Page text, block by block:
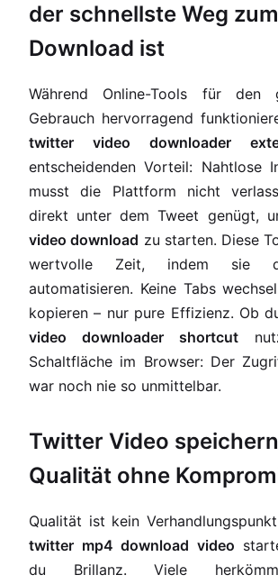
der schnellste Weg zum
Download ist
Während Online-Tools für den
Gebrauch hervorragend
twitter video downloader
entscheidenden Vorteil: Nahtlose
musst die Plattform nicht
direkt unter dem Tweet genügt,
video download zu starten. Diese
wertvolle Zeit, indem sie
automatisieren. Keine Tabs
kopieren – nur pure Effizienz. Ob
video downloader shortcut
Schaltfläche im Browser: Der
war noch nie so unmittelbar.
Twitter Video
Qualität ohne
Qualität ist kein
twitter mp4 download video
du Brillanz. Viele